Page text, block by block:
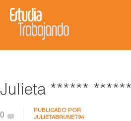
Julieta ****** ******
0
PUBLICADO POR
JULIETABRUNET94